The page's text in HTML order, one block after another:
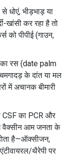
धोएं, भीड़भाड़ या
खांसी कर रहा है तो
को पीपीई (गाउन,
का रस (date palm
के दांत या मल
में अचानक बीमारी
CSF का PCR और
वैक्सीन आम जनता के
है—ऑक्सीजन,
थैरेपी पर